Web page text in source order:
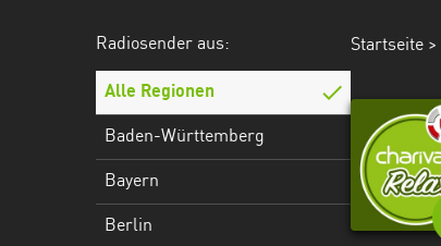
Hamburg
Mecklenburg-
Vorpommern
Radiosender aus:
Alle Regionen
Baden-Württemberg
Bayern
Berlin
Startseite>